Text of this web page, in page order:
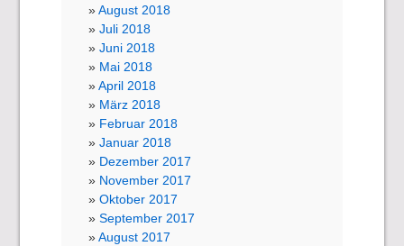
August 2018
Juli 2018
Juni 2018
Mai 2018
April 2018
März 2018
Februar 2018
Januar 2018
Dezember 2017
November 2017
Oktober 2017
September 2017
August 2017